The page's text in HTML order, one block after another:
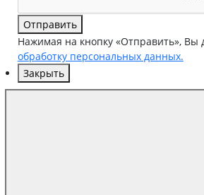
Отправить
Нажимая на кнопку «Отправить», Вы
обработку персональных данных.
Закрыть